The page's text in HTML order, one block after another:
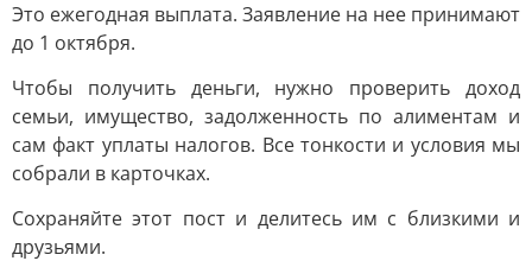
Это ежегодная выплата. Заявление на нее принимают
до 1 октября.
Чтобы получить деньги, нужно проверить доход
семьи, имущество, задолженность по алиментам и
сам факт уплаты налогов. Все тонкости и условия мы
собрали в карточках.
Сохраняйте этот пост и делитесь им с близкими и
друзьями.